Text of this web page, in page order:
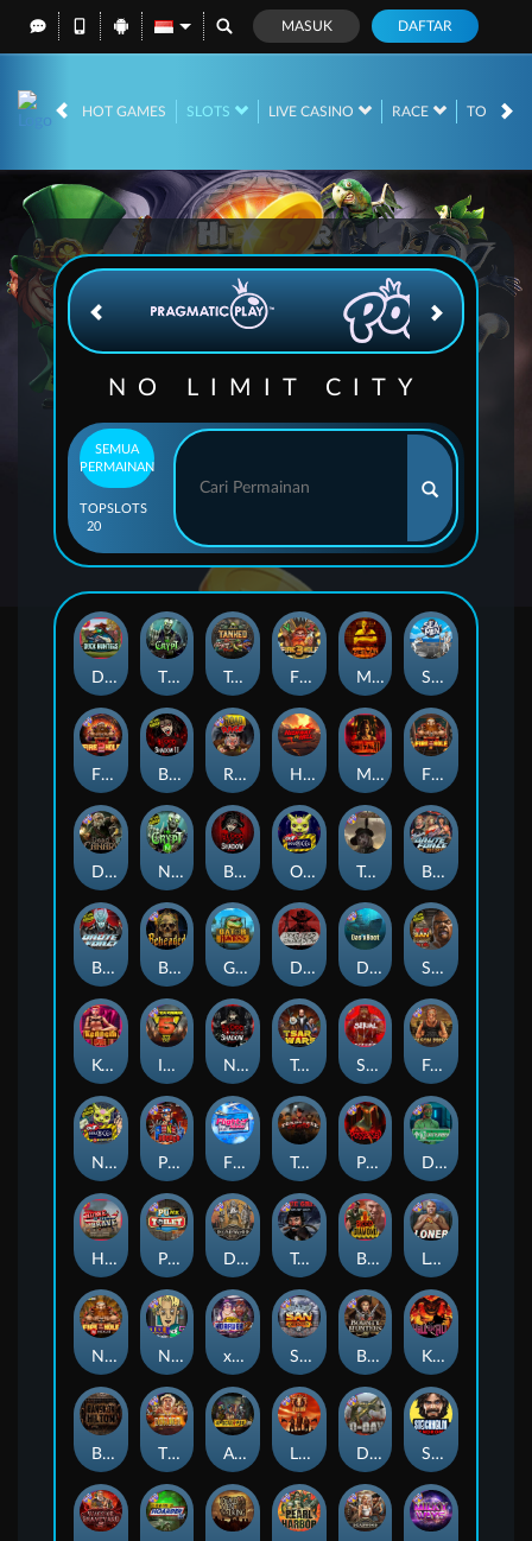
MASUK DAFTAR
HOT GAMES SLOTS LIVE CASINO RACE TOGEL
IDR
NO LIMIT CITY
SEMUA
PERMAINAN
TOP
20
SLOTS
Nexus Blood & Shadow
Seamen
Kill Em All
Blood Diamond
Duck Hunters Fire in the Hole 3
Dead, Dead, or Deader
Nexus Fire In The Hole xBomb
Highway to Hell
Tsar Wars
Brute Force
Home of the Brave
Mental 2
Tombstone Slaughter
San Quentin 2: Death Row
Blood & Shadow
Blood & Shadow 2
Mental
Stockholm Syndrome
The Crypt
Apocalypse Super xNudge
Outsourced
Punk Rocker 2
Deadwood R.I.P
Beheaded
Bangkok Hilton
Brute Force: Alien Onslaught
Nexus Outsourced
Nexus The Crypt
Gator Hunters
Loner
Kenneth Must Die
Tombstone RIP
Fire in the Hole 2
Tanked
Fire In The Hole xBomb
Folsom Prison
Das xBoot
Road Rage
xWays Hoarder 2
Nine To Five Bounty Hunters xNudge®
Flight Mode
Little Bighorn
San Quentin xWays
Serial
Punk Toilet
Possessed Disturbed
Infectious 5 xWays
Dead Canary
True Grit Redemption
D Day
The Border